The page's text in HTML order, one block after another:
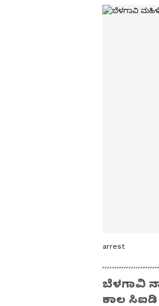
arrest
ಬೆಳಗಾವಿ
ಕಾಲ ಸಿಐಡಿ